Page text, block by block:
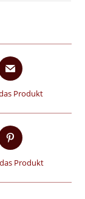
Produkt
Produkt